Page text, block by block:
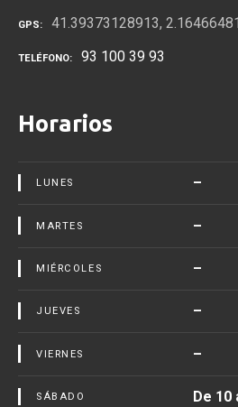
GPS 41.39373128913,
TELÉFONO 93 100 39 93
Horarios
LUNES –
MARTES –
MIÉRCOLES –
JUEVES –
VIERNES –
SÁBADO De 10